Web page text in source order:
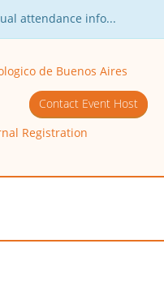
attendance info...
de Buenos Aires
Contact Event Host
Registration